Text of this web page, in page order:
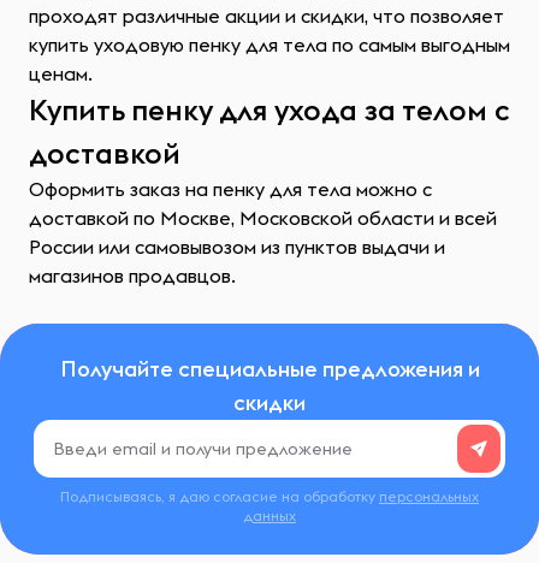
проходят различные акции и скидки, что позволяет
купить уходовую пенку для тела по самым выгодным
ценам.
Купить пенку для ухода за телом с
доставкой
Оформить заказ на пенку для тела можно с
доставкой по Москве, Московской области и всей
России или самовывозом из пунктов выдачи и
магазинов продавцов.
Получайте специальные предложения и
скидки
Подписываясь, я даю согласие на обработку персональных
данных